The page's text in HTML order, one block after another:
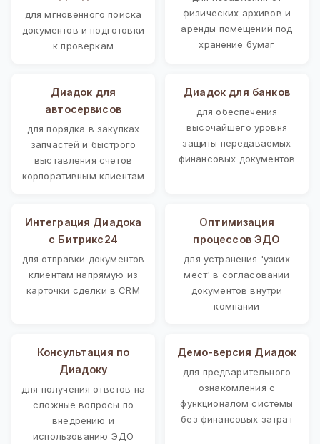
для мгновенного поиска
документов и подготовки
к проверкам
физических архивов и
аренды помещений под
хранение бумаг
Диадок для
автосервисов
для порядка в закупках
запчастей и быстрого
выставления счетов
корпоративным клиентам
Диадок для банков
для обеспечения
высочайшего уровня
защиты передаваемых
финансовых документов
Интеграция Диадока
с Битрикс24
для отправки документов
клиентам напрямую из
карточки сделки в CRM
Оптимизация
процессов ЭДО
для устранения 'узких
мест' в согласовании
документов внутри
компании
Консультация по
Диадоку
для получения ответов на
сложные вопросы по
внедрению и
использованию ЭДО
Демо-версия Диадок
для предварительного
ознакомления с
функционалом системы
без финансовых затрат